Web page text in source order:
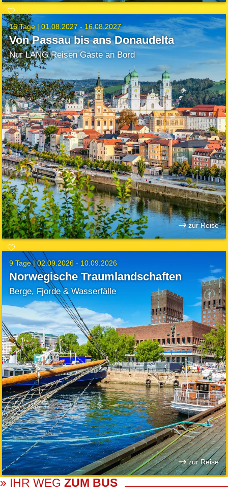
16 Tage |01.08.2027 - 16.08.2027
Von Passau bis ans Donaudelta
Nur LANG Reisen Gäste an Bord
zur Reise
9 Tage |02.09.2026 - 10.09.2026
Norwegische Traumlandschaften
Berge, Fjorde & Wasserfälle
zur Reise
» IHR WEG ZUM BUS